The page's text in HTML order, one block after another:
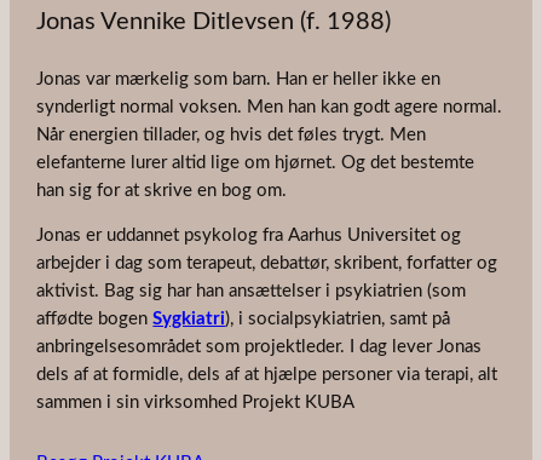
Jonas Vennike Ditlevsen (f. 1988)
Jonas var mærkelig som barn. Han er heller ikke en
synderligt normal voksen. Men han kan godt agere normal.
Når energien tillader, og hvis det føles trygt. Men
elefanterne lurer altid lige om hjørnet. Og det bestemte
han sig for at skrive en bog om.
Jonas er uddannet psykolog fra Aarhus Universitet og
arbejder i dag som terapeut, debattør, skribent, forfatter og
aktivist. Bag sig har han ansættelser i psykiatrien (som
affødte bogenSygkiatri), i socialpsykiatrien, samt på
anbringelsesområdet som projektleder. I dag lever Jonas
dels af at formidle, dels af at hjælpe personer via terapi, alt
sammen i sin virksomhed Projekt KUBA